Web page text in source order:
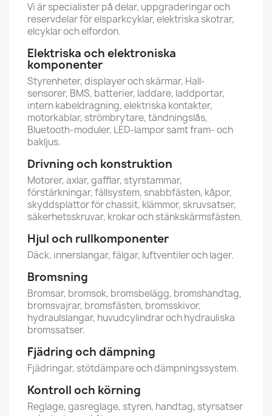
Vi är specialister på delar, uppgraderingar och
reservdelar för elsparkcyklar, elektriska skotrar,
elcyklar och elfordon.
Elektriska och elektroniska
komponenter
Styrenheter, displayer och skärmar, Hall-
sensorer, BMS, batterier, laddare, laddportar,
intern kabeldragning, elektriska kontakter,
motorkablar, strömbrytare, tändningslås,
Bluetooth-moduler, LED-lampor samt fram- och
bakljus.
Drivning och konstruktion
Motorer, axlar, gafflar, styrstammar,
förstärkningar, fällsystem, snabbfästen, kåpor,
skyddsplattor för chassit, klämmor, skruvsatser,
säkerhetsskruvar, krokar och stänkskärmsfästen.
Hjul och rullkomponenter
Däck, innerslangar, fälgar, luftventiler och lager.
Bromsning
Bromsar, bromsok, bromsbelägg, bromshandtag,
bromsvajrar, bromsfästen, bromsskivor,
hydraulslangar, huvudcylindrar och hydrauliska
bromssatser.
Fjädring och dämpning
Fjädringar, stötdämpare och dämpningssystem.
Kontroll och körning
Reglage, gasreglage, styren, handtag, styrsatser